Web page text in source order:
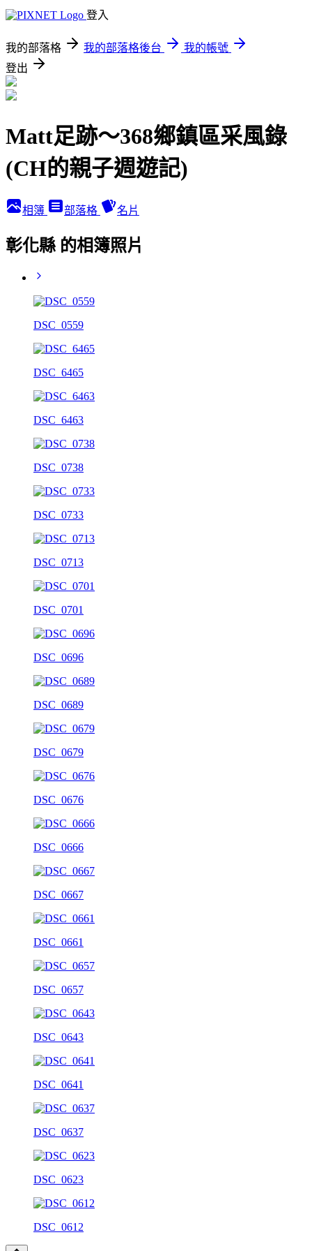
登入
我的部落格 我的部落格後台
我的帳號
登出
Matt足跡～368鄉鎮區采風錄
(CH的親子週遊記)
相簿 部落格 名片
彰化縣 的相簿照片
DSC_0559
DSC_6465
DSC_6463
DSC_0738
DSC_0733
DSC_0713
DSC_0701
DSC_0696
DSC_0689
DSC_0679
DSC_0676
DSC_0666
DSC_0667
DSC_0661
DSC_0657
DSC_0643
DSC_0641
DSC_0637
DSC_0623
DSC_0612